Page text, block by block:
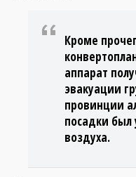
Кроме
аппарат
эвакуации
провинции
посадки
воздуха.